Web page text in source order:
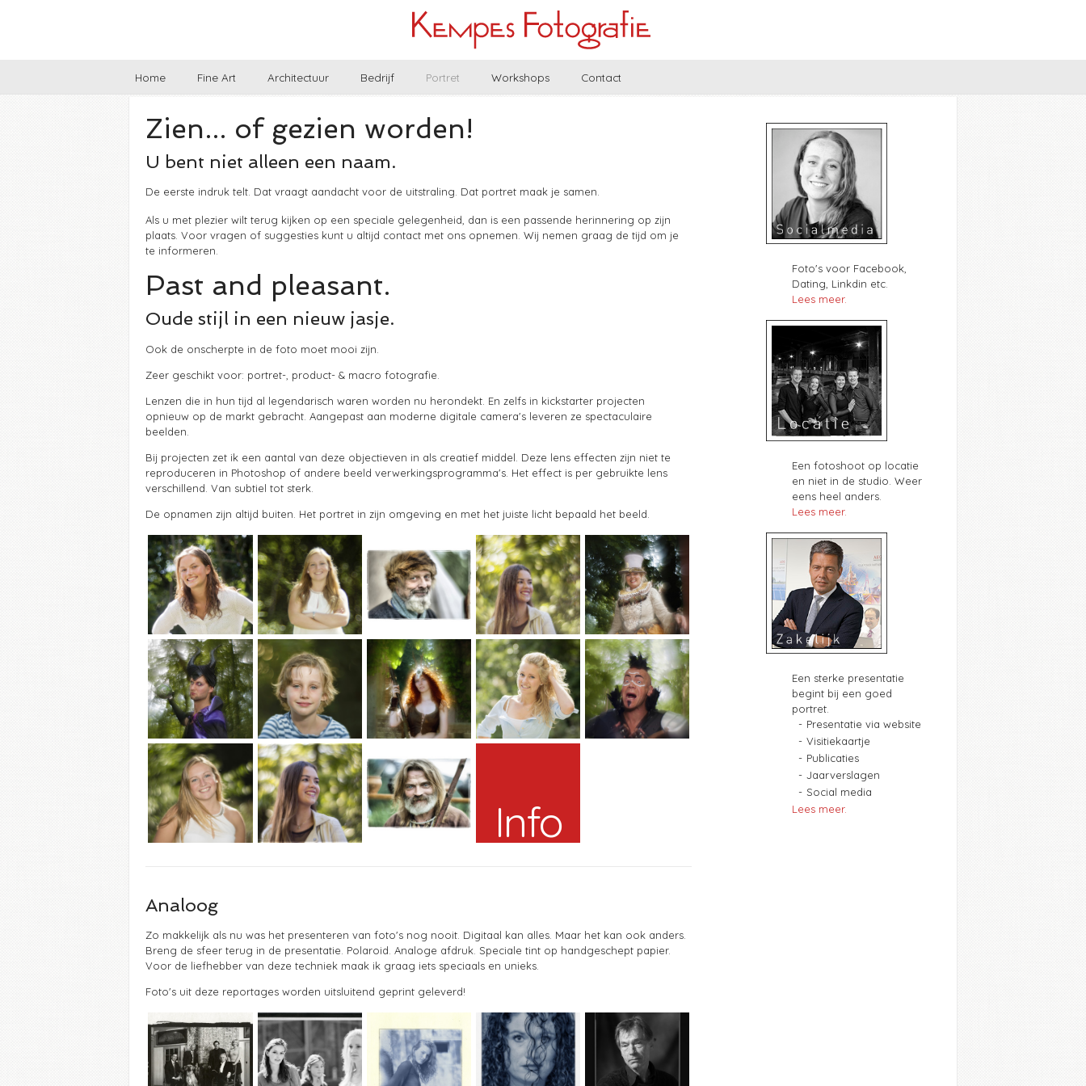
Home Fine Art Architectuur Bedrijf Portret Workshops Contact
Zien... of gezien worden!
U bent niet alleen een naam.
De eerste indruk telt. Dat vraagt aandacht voor de uitstraling. Dat portret maak je samen.
Als u met plezier wilt terug kijken op een speciale gelegenheid, dan is een passende herinnering op zijn
plaats. Voor vragen of suggesties kunt u altijd contact met ons opnemen. Wij nemen graag de tijd om je
te informeren.
Past and pleasant.
Oude stijl in een nieuw jasje.
Ook de onscherpte in de foto moet mooi zijn.
Zeer geschikt voor: portret-, product- & macro fotografie.
Lenzen die in hun tijd al legendarisch waren worden nu herondekt. En zelfs in kickstarter projecten
opnieuw op de markt gebracht. Aangepast aan moderne digitale camera's leveren ze spectaculaire
beelden.
Bij projecten zet ik een aantal van deze objectieven in als creatief middel. Deze lens effecten zijn niet te
reproduceren in Photoshop of andere beeld verwerkingsprogramma's. Het effect is per gebruikte lens
verschillend. Van subtiel tot sterk.
De opnamen zijn altijd buiten. Het portret in zijn omgeving en met het juiste licht bepaald het beeld.
Info
Analoog
Zo makkelijk als nu was het presenteren van foto's nog nooit. Digitaal kan alles. Maar het kan ook anders.
Breng de sfeer terug in de presentatie. Polaroid. Analoge afdruk. Speciale tint op handgeschept papier.
Voor de liefhebber van deze techniek maak ik graag iets speciaals en unieks.
Foto's uit deze reportages worden uitsluitend geprint geleverd!
Foto's voor Facebook,
Dating, Linkdin etc.
Lees meer.
Een fotoshoot op locatie
en niet in de studio. Weer
eens heel anders.
Lees meer.
Een sterke presentatie
begint bij een goed
portret.
Presentatie via website
Visitiekaartje
Publicaties
Jaarverslagen
Social media
Lees meer.